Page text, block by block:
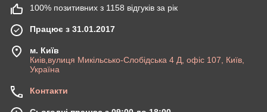
100% позитивних з 1158 відгуків за рік
Працює з 31.01.2017
м. Київ
Киів,вулиця Микільсько-Слобідська 4 Д, офіс 107, Київ,
Україна
Контакти